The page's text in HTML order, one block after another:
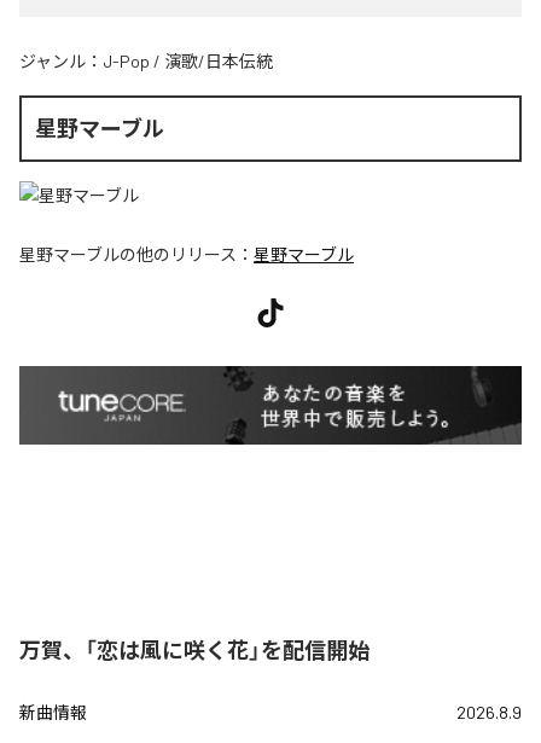
ジャンル： J-Pop / 演歌/日本伝統
星野マーブル
星野マーブルの他のリリース： 星野マーブル
万賀、「恋は風に咲く花」を配信開始
新曲情報 2026.8.9